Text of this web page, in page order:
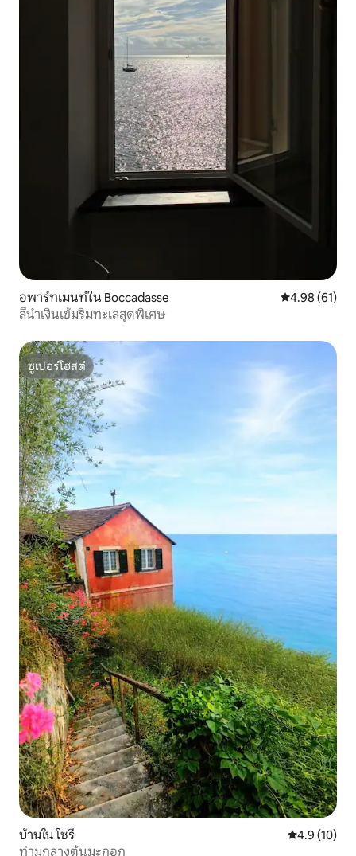
อพาร์ทเมนท์ใน Boccadasse คะแนนเฉลี่ย
4.98 (61)
สีน้ำเงินเข้มริมทะเลสุดพิเศษ
ซูเปอร์โฮสต์
ซูเปอร์โฮสต์
บ้านใน โซรี คะแนนเฉลี่ย
4.9 (10)
ท่ามกลางต้นมะกอก